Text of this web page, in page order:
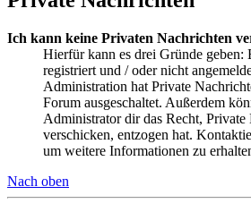
Ich kann keine Privaten Nachrichten
Hierfür kann es drei Gründe geben:
registriert und / oder nicht
Administration hat Private
Forum ausgeschaltet. Außerdem
Administrator dir das Recht, Private
verschicken, entzogen hat.
um weitere Informationen zu
Nach oben